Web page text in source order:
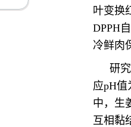
叶变换
DPPH
冷鲜肉
研
应pH值
中，生
互相黏